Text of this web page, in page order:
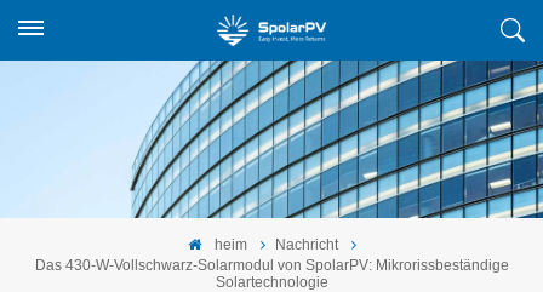
heim
Nachricht
Das 430-W-Vollschwarz-Solarmodul von SpolarPV: Mikrorissbeständige
Solartechnologie